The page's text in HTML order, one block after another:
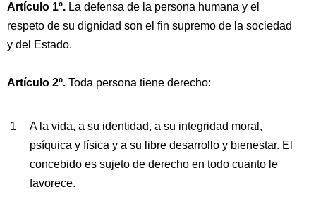
Artículo 1º. La defensa de la persona humana y el
respeto de su dignidad son el fin supremo de la sociedad
y del Estado.
Artículo 2º. Toda persona tiene derecho:
A la vida, a su identidad, a su integridad moral,
psíquica y física y a su libre desarrollo y bienestar. El
concebido es sujeto de derecho en todo cuanto le
favorece.